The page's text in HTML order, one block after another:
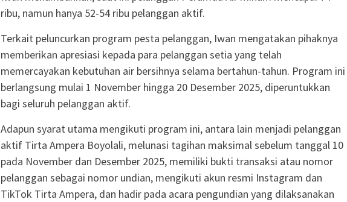
ribu, namun hanya 52-54 ribu pelanggan aktif.
Terkait peluncurkan program pesta pelanggan, Iwan mengatakan pihaknya
memberikan apresiasi kepada para pelanggan setia yang telah
memercayakan kebutuhan air bersihnya selama bertahun-tahun. Program ini
berlangsung mulai 1 November hingga 20 Desember 2025, diperuntukkan
bagi seluruh pelanggan aktif.
Adapun syarat utama mengikuti program ini, antara lain menjadi pelanggan
aktif Tirta Ampera Boyolali, melunasi tagihan maksimal sebelum tanggal 10
pada November dan Desember 2025, memiliki bukti transaksi atau nomor
pelanggan sebagai nomor undian, mengikuti akun resmi Instagram dan
TikTok Tirta Ampera, dan hadir pada acara pengundian yang dilaksanakan